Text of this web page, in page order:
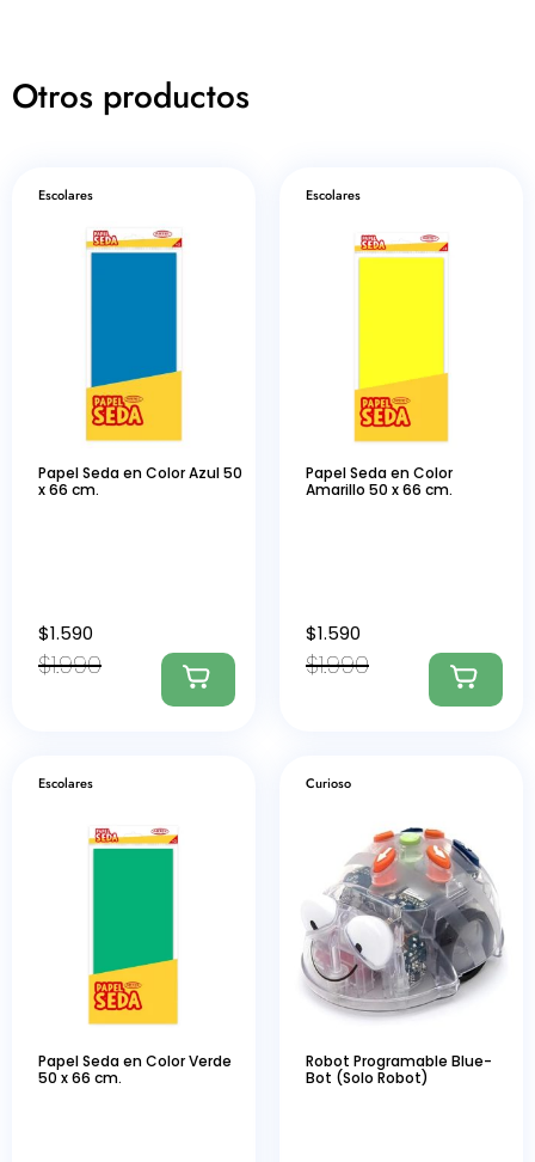
Otros productos
Escolares
Papel Seda en Color Azul 50
x 66 cm.
$1.990
$1.590
Escolares
Papel Seda en Color
Amarillo 50 x 66 cm.
$1.990
$1.590
Escolares
Papel Seda en Color Verde
50 x 66 cm.
Curioso
Robot Programable Blue-
Bot (Solo Robot)